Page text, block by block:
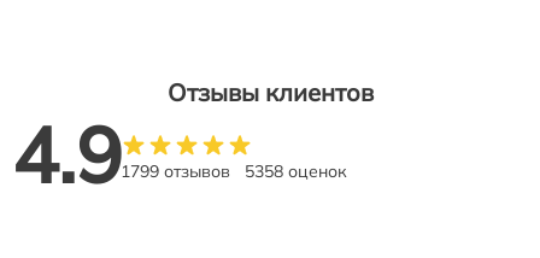
Отзывы клиентов
4.91799 отзывов 5358 оценок